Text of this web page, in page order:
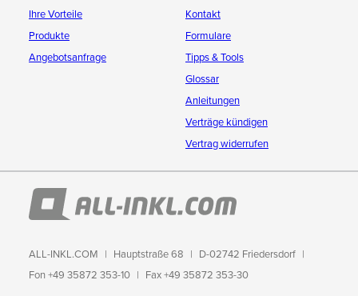
Ihre Vorteile
Produkte
Angebotsanfrage
Kontakt
Formulare
Tipps & Tools
Glossar
Anleitungen
Verträge kündigen
Vertrag widerrufen
ALL-INKL.COM Hauptstraße 68
D-02742 Friedersdorf
Fon +49 35872 353-10
Fax +49 35872 353-30